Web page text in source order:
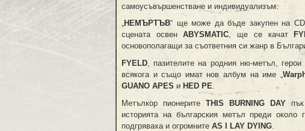
самоусъвършенстване и индивидуализъм.
„НЕМЪРТЪВ“ ще може да бъде закупен на
сцената освенABYSMATIC, ще се качат
основополагащи за съответния си жанр в
FYELD, пазителите на родния ню-метъл,
всякога и също имат нов албум на име „
GUANO APES и HED PE.
Метълкор пионерите THIS BURNING DAYпък
историята на българския метъл преди около
подгряваха и огромните AS I LAY DYING